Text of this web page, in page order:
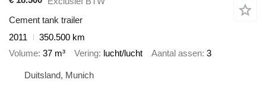
Cement tank trailer
2011
350.500 km
Volume 37 m³ Vering lucht/lucht Aantal assen 3
Duitsland, Munich